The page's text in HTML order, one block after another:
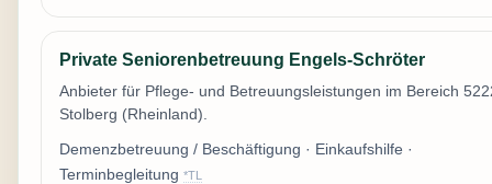
Private Seniorenbetreuung Engels-Schröter
Anbieter für Pflege- und Betreuungsleistungen im Bereich
Stolberg (Rheinland).
Demenzbetreuung / Beschäftigung · Einkaufshilfe ·
Terminbegleitung *TL